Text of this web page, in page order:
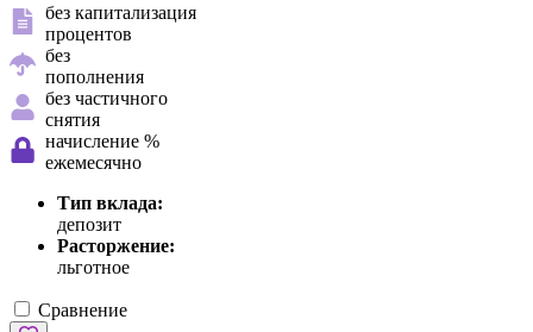
без капитализация
процентов
без
пополнения
без частичного
снятия
начисление %
ежемесячно
Тип вклада:
депозит
Расторжение:
льготное
Сравнение